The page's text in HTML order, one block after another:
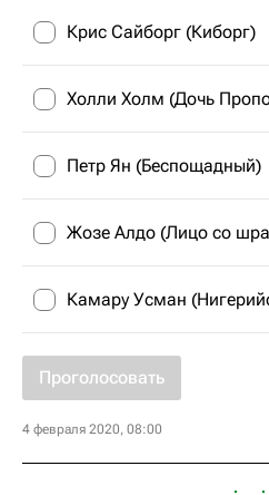
Крис Сайборг (Киборг)
Холли Холм (Дочь
Петр Ян (Беспощадный)
Жозе Алдо (Лицо со
Камару Усман
Проголосовать
4 февраля 2020, 08:00